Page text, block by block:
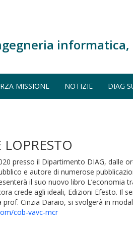
MISSIONE NOTIZIE DIAG
presso il Dipartimento DIAG, dalle
e autore di numerose
il suo nuovo libro L’economia
crede agli ideali, Edizioni Efesto. Il
Cinzia Daraio, si svolgerà in
cob-vavc-mcr